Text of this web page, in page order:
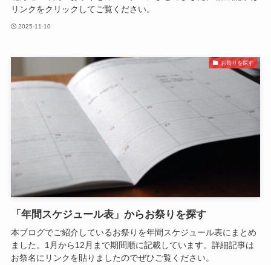
リンクをクリックしてご覧ください。
2025-11-10
お祭りを探す
「年間スケジュール表」からお祭りを探す
本ブログでご紹介しているお祭りを年間スケジュール表にまとめ
ました。1月から12月まで期間順に記載しています。詳細記事は
お祭名にリンクを貼りましたのでぜひご覧ください。